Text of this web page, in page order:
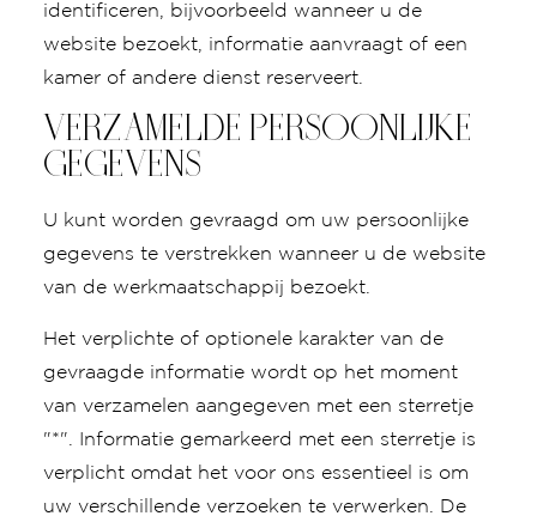
identificeren, bijvoorbeeld wanneer u de
website bezoekt, informatie aanvraagt of een
kamer of andere dienst reserveert.
VERZAMELDE PERSOONLIJKE
GEGEVENS
U kunt worden gevraagd om uw persoonlijke
gegevens te verstrekken wanneer u de website
van de werkmaatschappij bezoekt.
Het verplichte of optionele karakter van de
gevraagde informatie wordt op het moment
van verzamelen aangegeven met een sterretje
"*". Informatie gemarkeerd met een sterretje is
verplicht omdat het voor ons essentieel is om
uw verschillende verzoeken te verwerken. De